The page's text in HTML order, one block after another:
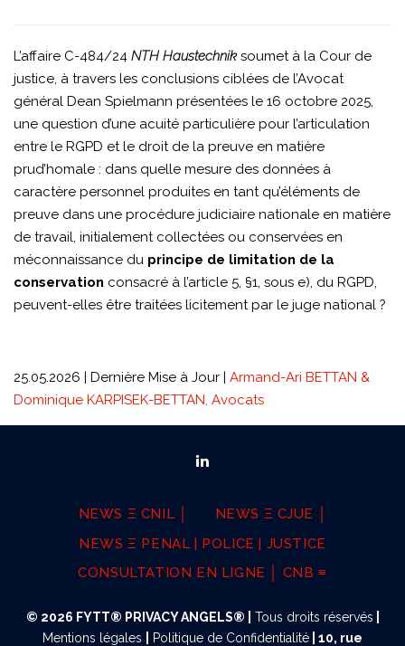
L’affaire C-484/24 NTH Haustechniksoumet à la Cour de
justice, à travers les conclusions ciblées de l’Avocat
général Dean Spielmann présentées le 16 octobre 2025,
une question d’une acuité particulière pour l’articulation
entre le RGPD et le droit de la preuve en matière
prud’homale : dans quelle mesure des données à
caractère personnel produites en tant qu’éléments de
preuve dans une procédure judiciaire nationale en matière
de travail, initialement collectées ou conservées en
méconnaissance du principe de limitation de la
conservation consacré à l’article 5, §1, sous e), du RGPD,
peuvent-elles être traitées licitement par le juge national ?
25.05.2026 | Dernière Mise à Jour | Armand-Ari BETTAN &
Dominique KARPISEK-BETTAN, Avocats
NEWS Ξ CNIL │
NEWS Ξ CJUE │
NEWS Ξ PENAL | POLICE | JUSTICE
CONSULTATION EN LIGNE │ CNB ≡
© 2026 FYTT® PRIVACY ANGELS® | Tous droits réservés
Mentions légales
Politique de Confidentialité 10, rue